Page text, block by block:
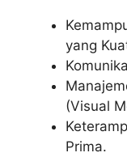
yang
(Visual
Prima.